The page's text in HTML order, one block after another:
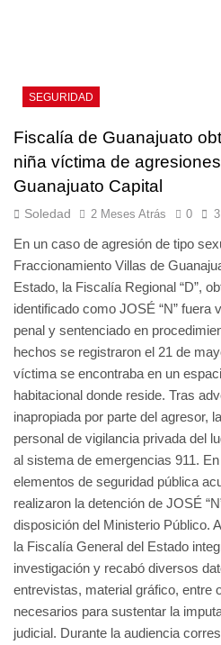
SEGURIDAD
Fiscalía de Guanajuato
niña víctima de
Guanajuato Capital
Soledad 2 Meses Atrás 0
En un caso de agresión de tipo
Fraccionamiento Villas de
Estado, la Fiscalía Regional “D”,
identificado como JOSÉ “N” fuera
penal y sentenciado en
hechos se registraron el 21 de
víctima se encontraba en un
habitacional donde reside. Tras
inapropiada por parte del agresor,
personal de vigilancia privada del
al sistema de emergencias 911.
elementos de seguridad pública
realizaron la detención de JOSÉ
disposición del Ministerio Público.
la Fiscalía General del Estado
investigación y recabó diversos
entrevistas, material gráfico, entre
necesarios para sustentar la
judicial. Durante la audiencia